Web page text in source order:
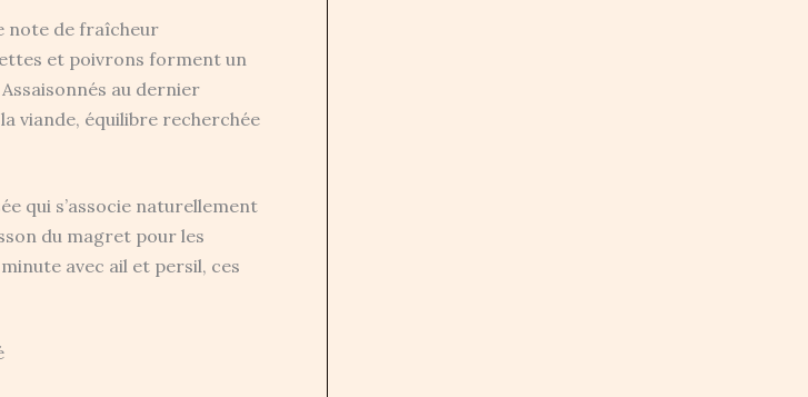
note de fraîcheur
et poivrons forment un
au dernier
viande, équilibre recherchée
qui s’associe naturellement
du magret pour les
avec ail et persil, ces